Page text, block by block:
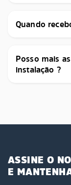
Quando
Posso mais
instalação ?
ASSINE O
E